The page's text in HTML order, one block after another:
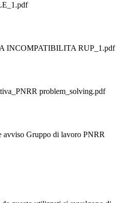
INCOMPATIBILITA RUP_1.pdf
problem_solving.pdf
avviso Gruppo di lavoro PNRR